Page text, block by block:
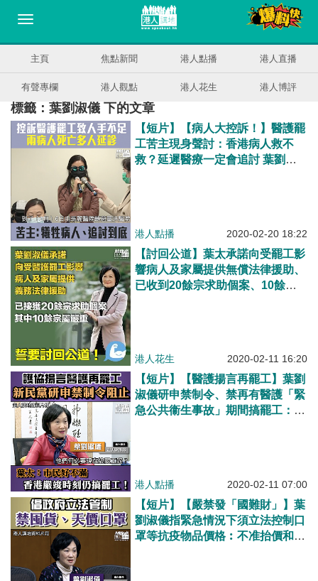
主頁 焦點新聞 港人點播 港人直播
有聲專欄 港人觀點 港人花生 港人博評
標籤：葉劉淑儀 下的文章
【短片】【病人大控訴！】醫護罷
工苦主現身聲討：香港​病人救不
救？延遲醫療一定會追討 葉劉淑
港人點播 2020-02-20 18:22
【討回公道】葉太承諾向受罷工影
響病人及家屬提供無償法律援助、
已收到20餘宗求助個案、10餘宗
港人花生 2020-02-11 16:20
【短片】【醫護揚言再罷工】葉劉
淑儀研申禁制令、禁再有醫護「緊
急公共衞生事故」期間搞罷工：香
港人點播 2020-02-11 07:00
【短片】【嚴禁發「國難財」】葉
劉淑儀指緊急情況下須立法控制口
罩等抗疫物品價格︰不准抬價和囤